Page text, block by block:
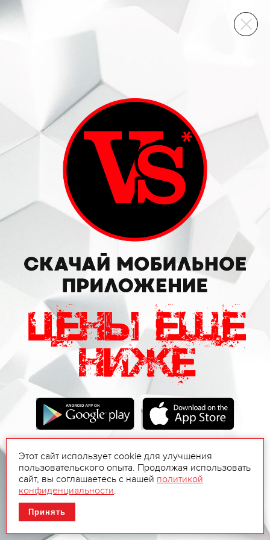
ВИННЫЙ СКЛАД
Этот сайт использует cookie для улучшения
пользовательского опыта. Продолжая использовать
сайт, вы соглашаетесь с нашей политикой
конфиденциальности.
Принять